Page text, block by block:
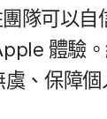
隊​可以​
體驗
、​保障​